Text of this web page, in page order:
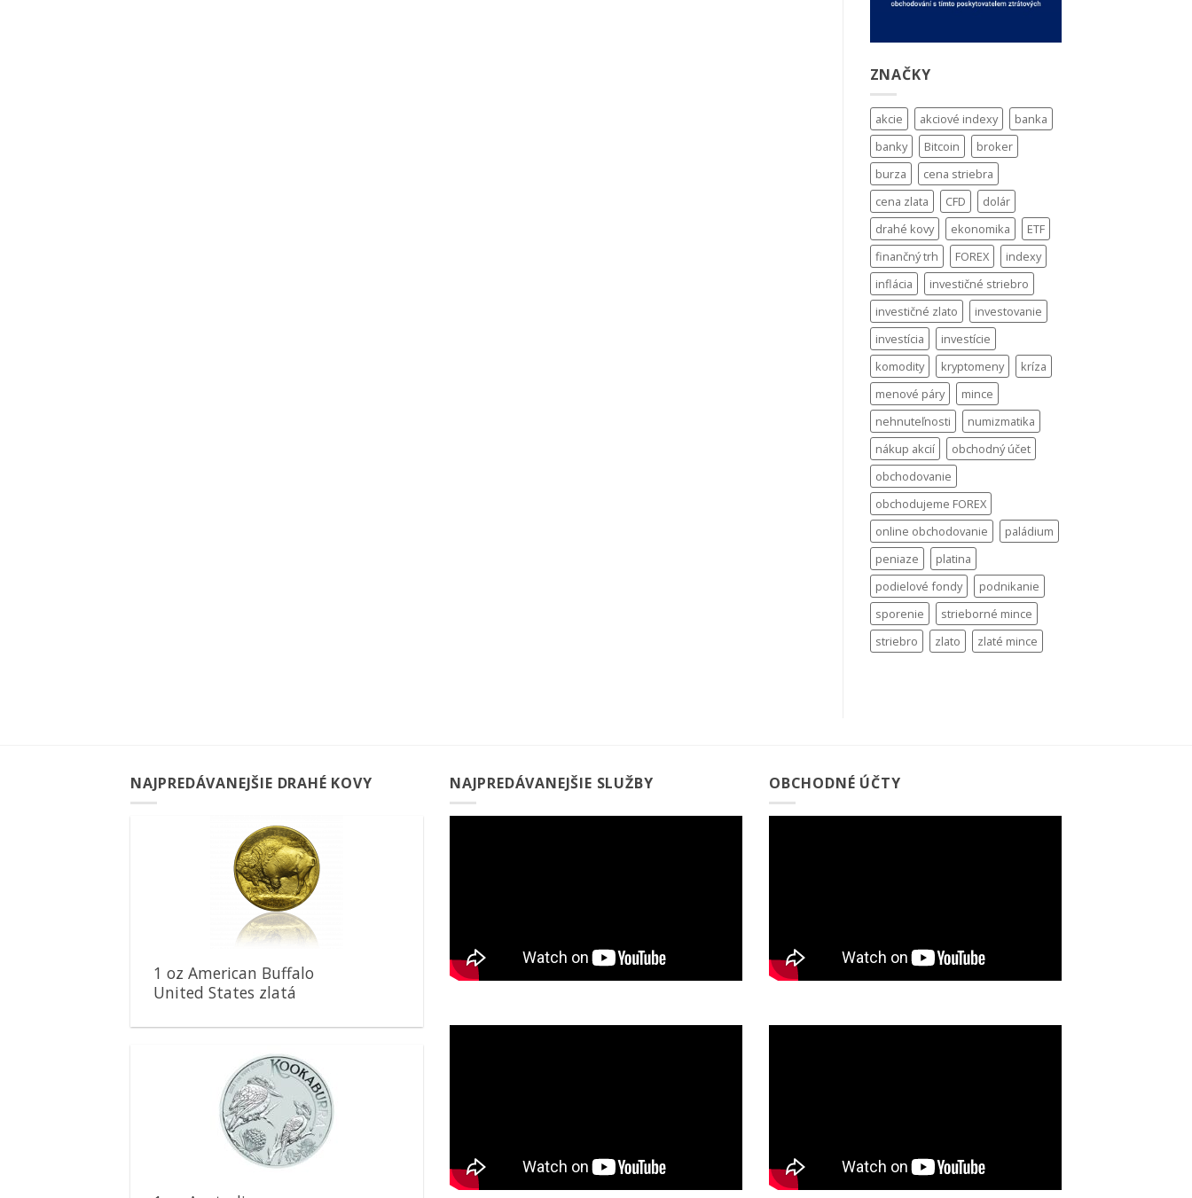
ZNAČKY
akcie akciové indexy
banka
banky
Bitcoin
broker
burza
cena striebra
cena zlata
CFD
dolár
drahé kovy
ekonomika
ETF
finančný trh
FOREX
indexy
inflácia
investičné striebro
investičné zlato
investovanie
investícia
investície
komodity
kryptomeny
kríza
menové páry
mince
nehnuteľnosti
numizmatika
nákup akcií
obchodný účet
obchodovanie
obchodujeme FOREX
online obchodovanie
paládium
peniaze
platina
podielové fondy
podnikanie
sporenie
strieborné mince
striebro
zlato zlaté mince
NAJPREDÁVANEJŠIE DRAHÉ KOVY
Pridať k
obľúbeným
1 oz American Buffalo
United States zlatá
Pridať k
obľúbeným
NAJPREDÁVANEJŠIE SLUŽBY OBCHODNÉ ÚČTY